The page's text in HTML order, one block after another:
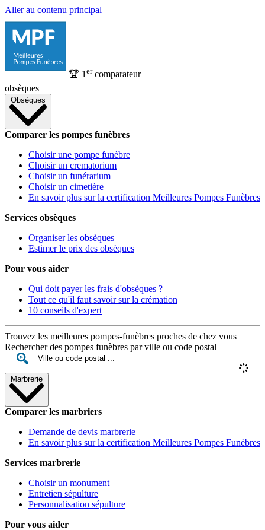
Aller au contenu principal
🏆 1 ercomparateur
obsèques
Obsèques
Comparer les pompes funèbres
Choisir une pompe funèbre
Choisir un crematorium
Choisir un funérarium
Choisir un cimetière
En savoir plus sur la certification Meilleures Pompes Funèbres
Services obsèques
Organiser les obsèques
Estimer le prix des obsèques
Pour vous aider
Qui doit payer les frais d'obsèques ?
Tout ce qu'il faut savoir sur la crémation
10 conseils d'expert
Trouvez les meilleures pompes-funèbres proches de chez vous
Rechercher des pompes funèbres par ville ou code postal
Marbrerie
Comparer les marbriers
Demande de devis marbrerie
En savoir plus sur la certification Meilleures Pompes Funèbres
Services marbrerie
Choisir un monument
Entretien sépulture
Personnalisation sépulture
Pour vous aider